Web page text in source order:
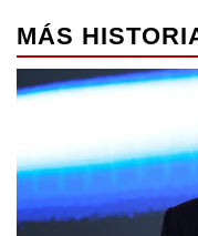
MÁS